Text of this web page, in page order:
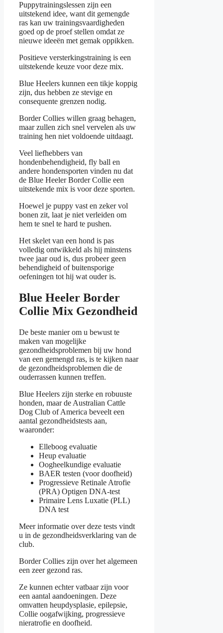
Puppytrainingslessen zijn een
uitstekend idee, want dit gemengde
ras kan uw trainingsvaardigheden
goed op de proef stellen omdat ze
nieuwe ideeën met gemak oppikken.
Positieve versterkingstraining is een
uitstekende keuze voor deze mix.
Blue Heelers kunnen een tikje koppig
zijn, dus hebben ze stevige en
consequente grenzen nodig.
Border Collies willen graag behagen,
maar zullen zich snel vervelen als uw
training hen niet voldoende uitdaagt.
Veel liefhebbers van
hondenbehendigheid, fly ball en
andere hondensporten vinden nu dat
de Blue Heeler Border Collie een
uitstekende mix is voor deze sporten.
Hoewel je puppy vast en zeker vol
bonen zit, laat je niet verleiden om
hem te snel te hard te pushen.
Het skelet van een hond is pas
volledig ontwikkeld als hij minstens
twee jaar oud is, dus probeer geen
behendigheid of buitensporige
oefeningen tot hij wat ouder is.
Blue Heeler Border
Collie Mix Gezondheid
De beste manier om u bewust te
maken van mogelijke
gezondheidsproblemen bij uw hond
van een gemengd ras, is te kijken naar
de gezondheidsproblemen die de
ouderrassen kunnen treffen.
Blue Heelers zijn sterke en robuuste
honden, maar de Australian Cattle
Dog Club of America beveelt een
aantal gezondheidstests aan,
waaronder:
Elleboog evaluatie
Heup evaluatie
Oogheelkundige evaluatie
BAER testen (voor doofheid)
Progressieve Retinale Atrofie
(PRA) Optigen DNA-test
Primaire Lens Luxatie (PLL)
DNA test
Meer informatie over deze tests vindt
u in de gezondheidsverklaring van de
club.
Border Collies zijn over het algemeen
een zeer gezond ras.
Ze kunnen echter vatbaar zijn voor
een aantal aandoeningen. Deze
omvatten heupdysplasie, epilepsie,
Collie oogafwijking, progressieve
nieratrofie en doofheid.